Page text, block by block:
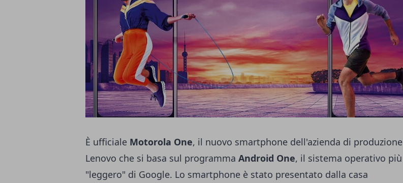
È ufficiale Motorola One, il nuovo smartphone dell'azienda di produzione
Lenovo che si basa sul programma Android One, il sistema operativo più
"leggero" di Google. Lo smartphone è stato presentato dalla casa